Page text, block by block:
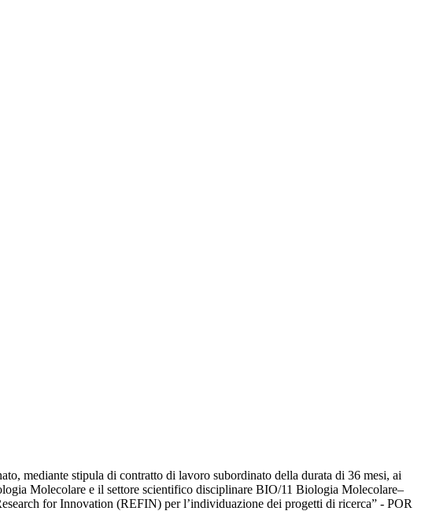
mediante stipula di contratto di lavoro subordinato della durata di 36 mesi, ai
Molecolare e il settore scientifico disciplinare BIO/11 Biologia Molecolare–
for Innovation (REFIN) per l’individuazione dei progetti di ricerca” - POR